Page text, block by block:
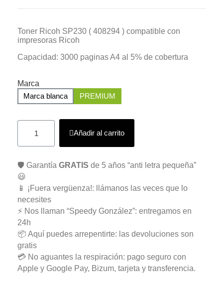
Toner Ricoh SP230 ( 408294 ) compatible con
impresoras Ricoh
Capacidad: 3000 paginas A4 al 5% de cobertura
Marca
Marca blanca
PREMIUM
Añadir al carrito
🛡️ Garantía GRATIS de 5 años “anti letra pequeña”
😃
📱 ¡Fuera vergüenza!: llámanos las veces que lo
necesites
⚡ Nos llaman “Speedy González”: entregamos en
24h
📦 Aquí puedes arrepentirte: las devoluciones son
gratis
💳 No aguantes la respiración: pago seguro con
Apple y Google Pay, Bizum, tarjeta y transferencia.